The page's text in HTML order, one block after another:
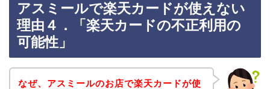
アスミールで楽天カードが使えない
理由４．「楽天カードの不正利用の
可能性」
なぜ、アスミールのお店で楽天カードが使